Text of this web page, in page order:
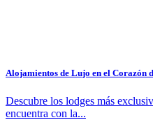
Alojamientos de Lujo en el Corazón
Descubre los lodges más
encuentra con la...